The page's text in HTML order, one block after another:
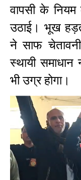
वापसी के
उठाई। भूख
ने साफ
स्थायी
भी उग्र होगा।